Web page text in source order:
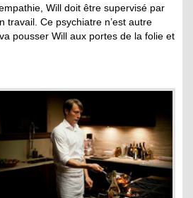
Will doit être supervisé par
travail. Ce psychiatre n’est autre
pousser Will aux portes de la folie et